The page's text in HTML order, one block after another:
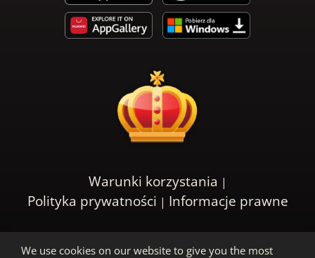
Warunki korzystania
Polityka prywatności
Informacje prawne
We use cookies on our website to give you the most